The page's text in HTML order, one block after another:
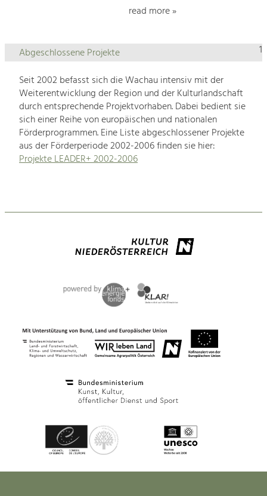
read more »
1
Abgeschlossene Projekte
Seit 2002 befasst sich die Wachau intensiv mit der
Weiterentwicklung der Region und der Kulturlandschaft
durch entsprechende Projektvorhaben. Dabei bedient sie
sich einer Reihe von europäischen und nationalen
Förderprogrammen. Eine Liste abgeschlossener Projekte
aus der Förderperiode 2002-2006 finden sie hier:
Projekte LEADER+ 2002-2006